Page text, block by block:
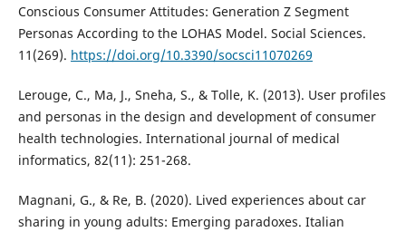
Conscious Consumer Attitudes: Generation Z Segment
Personas According to the LOHAS Model. Social Sciences.
11(269). https://doi.org/10.3390/socsci11070269
Lerouge, C., Ma, J., Sneha, S., & Tolle, K. (2013). User profiles
and personas in the design and development of consumer
health technologies. International journal of medical
informatics, 82(11): 251-268.
Magnani, G., & Re, B. (2020). Lived experiences about car
sharing in young adults: Emerging paradoxes. Italian